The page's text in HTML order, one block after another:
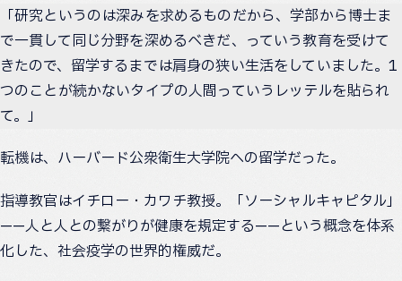
「研究というのは深みを求めるものだから、学部から博士ま
で一貫して同じ分野を深めるべきだ、っていう教育を受けて
きたので、留学するまでは肩身の狭い生活をしていました。1
つのことが続かないタイプの人間っていうレッテルを貼られ
て。」
転機は、ハーバード公衆衛生大学院への留学だった。
指導教官はイチロー・カワチ教授。「ソーシャルキャピタル」
——人と人との繋がりが健康を規定する——という概念を体系
化した、社会疫学の世界的権威だ。